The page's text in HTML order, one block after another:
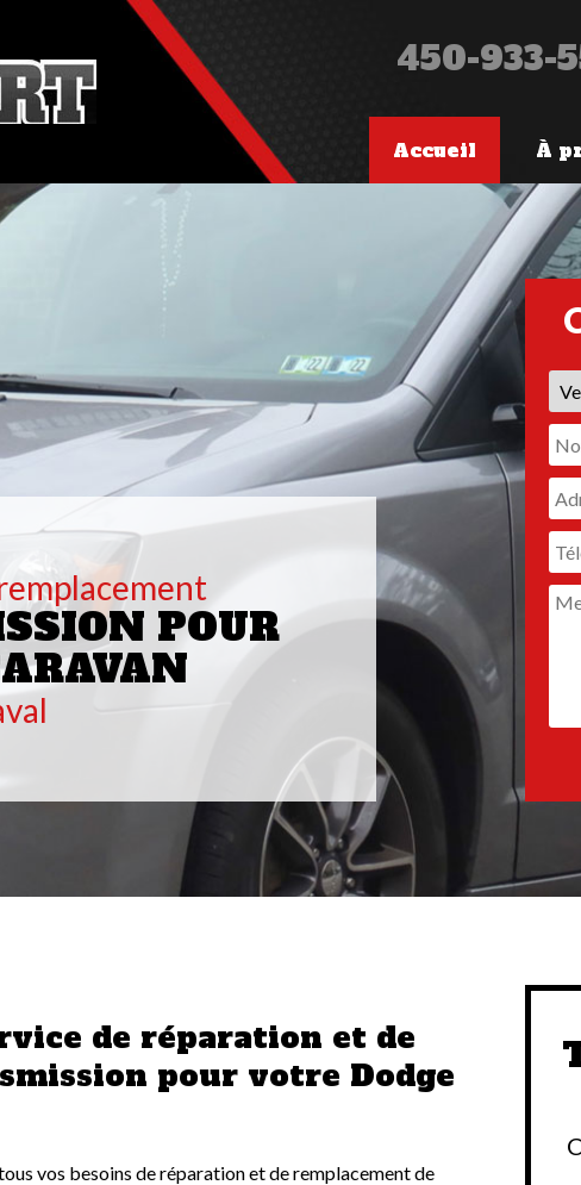
450-933-
Accueil À
POUR
de réparation et de
pour votre Dodge
vos besoins de réparation et de remplacement de